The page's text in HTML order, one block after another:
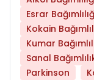
Esrar
Kokain
Kumar
Sanal
Parkinson